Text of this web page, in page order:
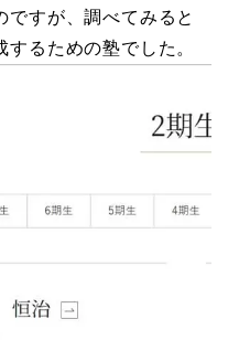
ですが、調べてみると
るための塾でした。